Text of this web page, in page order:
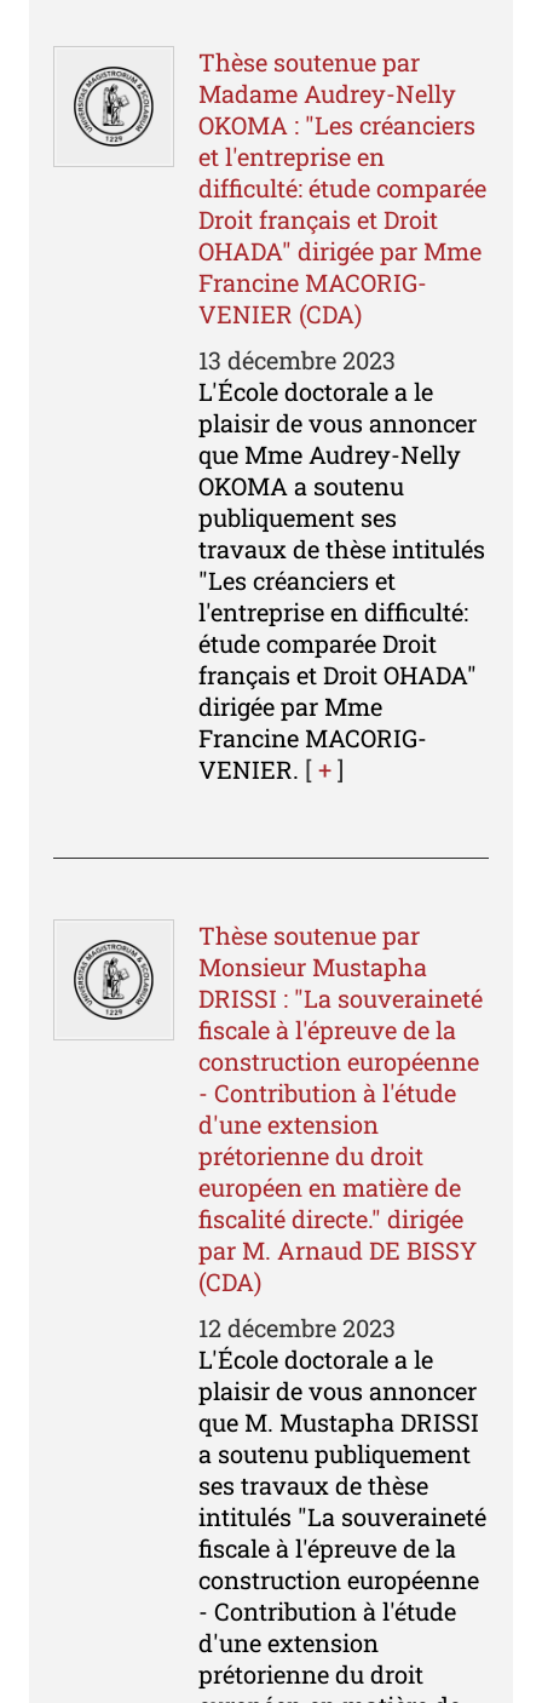
Thèse soutenue par
Madame Audrey-Nelly
OKOMA : "Les créanciers
et l'entreprise en
difficulté: étude comparée
Droit français et Droit
OHADA" dirigée par Mme
Francine MACORIG-
VENIER (CDA)
13 décembre 2023
L'École doctorale a le
plaisir de vous annoncer
que Mme Audrey-Nelly
OKOMA a soutenu
publiquement ses
travaux de thèse intitulés
"Les créanciers et
l'entreprise en difficulté:
étude comparée Droit
français et Droit OHADA"
dirigée par Mme
Francine MACORIG-
VENIER. [+]
Thèse soutenue par
Monsieur Mustapha
DRISSI : "La souveraineté
fiscale à l'épreuve de la
construction européenne
- Contribution à l'étude
d'une extension
prétorienne du droit
européen en matière de
fiscalité directe." dirigée
par M. Arnaud DE BISSY
(CDA)
12 décembre 2023
L'École doctorale a le
plaisir de vous annoncer
que M. Mustapha DRISSI
a soutenu publiquement
ses travaux de thèse
intitulés "La souveraineté
fiscale à l'épreuve de la
construction européenne
- Contribution à l'étude
d'une extension
prétorienne du droit